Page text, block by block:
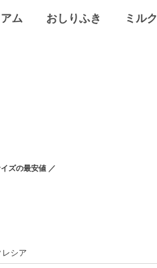
ム おしりふき ミルク
ズの最安値 ／
レシア